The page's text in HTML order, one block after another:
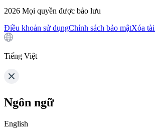
2026 Mọi quyền được bảo lưu
Điều khoản sử dụngChính sách bảo mậtXóa
Tiếng Việt
Ngôn ngữ
English